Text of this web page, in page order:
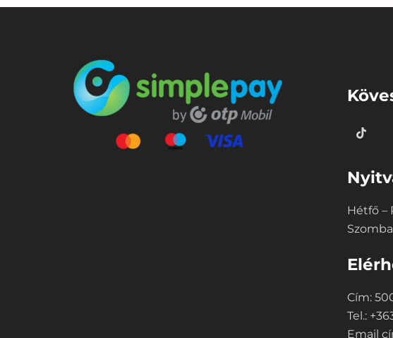
Hétfő –
Cím:
Tel.:
Email